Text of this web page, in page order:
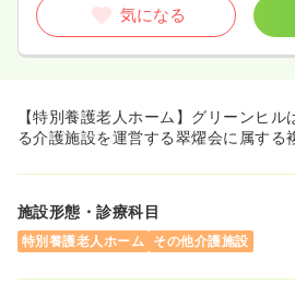
気になる
【特別養護老人ホーム】グリーンヒ
る介護施設を運営する翠燿会に属する
施設形態・診療科目
特別養護老人ホーム その他介護施設